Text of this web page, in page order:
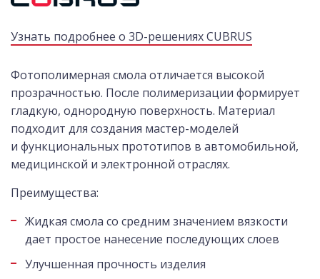
Узнать подробнее о 3D-решениях CUBRUS
Фотополимерная смола отличается высокой
прозрачностью. После полимеризации формирует
гладкую, однородную поверхность. Материал
подходит для создания мастер-моделей
и функциональных прототипов в автомобильной,
медицинской и электронной отраслях.
Преимущества:
Жидкая смола со средним значением вязкости
дает простое нанесение последующих слоев
Улучшенная прочность изделия